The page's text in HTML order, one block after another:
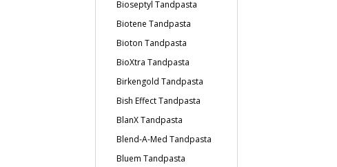
Bioseptyl Tandpasta
Biotene Tandpasta
Bioton Tandpasta
BioXtra Tandpasta
Birkengold Tandpasta
Bish Effect Tandpasta
BlanX Tandpasta
Blend-A-Med Tandpasta
Bluem Tandpasta